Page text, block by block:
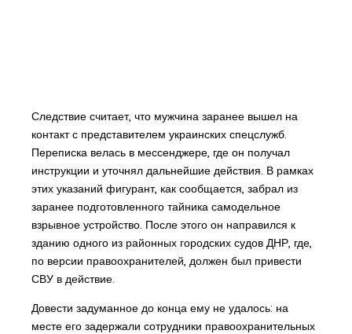
Следствие считает, что мужчина заранее вышел на
контакт с представителем украинских спецслужб.
Переписка велась в мессенджере, где он получал
инструкции и уточнял дальнейшие действия. В рамках
этих указаний фигурант, как сообщается, забрал из
заранее подготовленного тайника самодельное
взрывное устройство. После этого он направился к
зданию одного из районных городских судов ДНР, где,
по версии правоохранителей, должен был привести
СВУ в действие.
Довести задуманное до конца ему не удалось: на
месте его задержали сотрудники правоохранительных